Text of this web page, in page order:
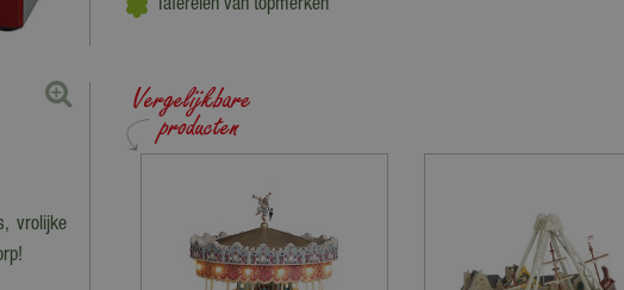
Taferelen van topmerken
vrolijke